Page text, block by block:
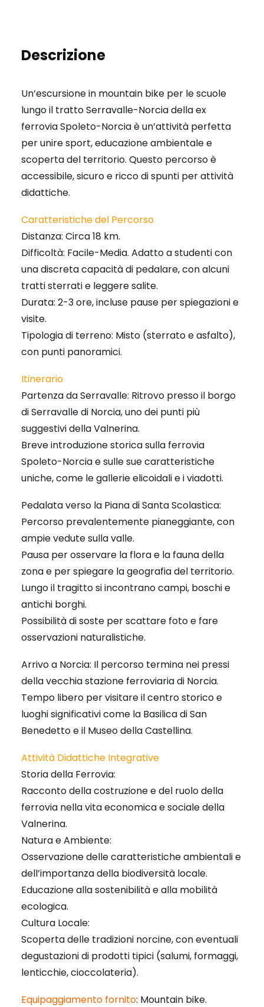
Descrizione
Un’escursione in mountain bike per le scuole
lungo il tratto Serravalle-Norcia della ex
ferrovia Spoleto-Norcia è un’attività perfetta
per unire sport, educazione ambientale e
scoperta del territorio. Questo percorso è
accessibile, sicuro e ricco di spunti per attività
didattiche.
Caratteristiche del Percorso
Distanza: Circa 18 km.
Difficoltà: Facile-Media. Adatto a studenti con
una discreta capacità di pedalare, con alcuni
tratti sterrati e leggere salite.
Durata: 2-3 ore, incluse pause per spiegazioni e
visite.
Tipologia di terreno: Misto (sterrato e asfalto),
con punti panoramici.
Itinerario
Partenza da Serravalle: Ritrovo presso il borgo
di Serravalle di Norcia, uno dei punti più
suggestivi della Valnerina.
Breve introduzione storica sulla ferrovia
Spoleto-Norcia e sulle sue caratteristiche
uniche, come le gallerie elicoidali e i viadotti.
Pedalata verso la Piana di Santa Scolastica:
Percorso prevalentemente pianeggiante, con
ampie vedute sulla valle.
Pausa per osservare la flora e la fauna della
zona e per spiegare la geografia del territorio.
Lungo il tragitto si incontrano campi, boschi e
antichi borghi.
Possibilità di soste per scattare foto e fare
osservazioni naturalistiche.
Arrivo a Norcia: Il percorso termina nei pressi
della vecchia stazione ferroviaria di Norcia.
Tempo libero per visitare il centro storico e
luoghi significativi come la Basilica di San
Benedetto e il Museo della Castellina.
Attività Didattiche Integrative
Storia della Ferrovia:
Racconto della costruzione e del ruolo della
ferrovia nella vita economica e sociale della
Valnerina.
Natura e Ambiente:
Osservazione delle caratteristiche ambientali e
dell’importanza della biodiversità locale.
Educazione alla sostenibilità e alla mobilità
ecologica.
Cultura Locale:
Scoperta delle tradizioni norcine, con eventuali
degustazioni di prodotti tipici (salumi, formaggi,
lenticchie, cioccolateria).
Equipaggiamento fornito: Mountain bike.